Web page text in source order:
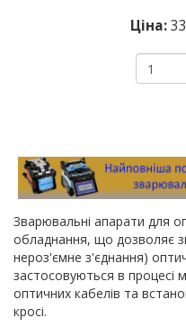
Ціна:
Зварювальні апарати для
обладнання, що дозволяє
нероз'ємне з'єднання)
застосовуються в процесі
оптичних кабелів та
кросі.